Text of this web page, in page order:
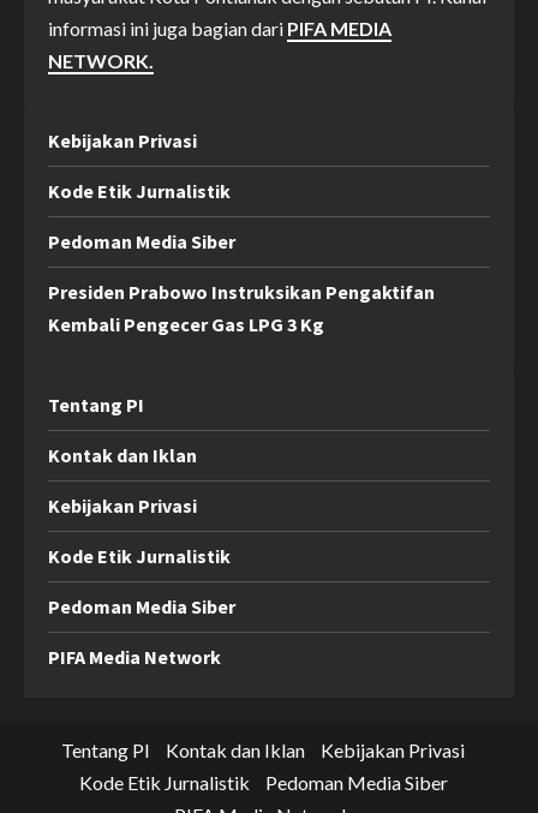
informasi ini juga bagian dari PIFA MEDIA
NETWORK.
Kebijakan Privasi
Kode Etik Jurnalistik
Pedoman Media Siber
Presiden Prabowo Instruksikan Pengaktifan
Kembali Pengecer Gas LPG 3 Kg
Tentang PI
Kontak dan Iklan
Kebijakan Privasi
Kode Etik Jurnalistik
Pedoman Media Siber
PIFA Media Network
Tentang PI Kontak dan Iklan
Kebijakan Privasi
Kode Etik Jurnalistik
Pedoman Media Siber